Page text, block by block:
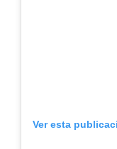
Ver esta